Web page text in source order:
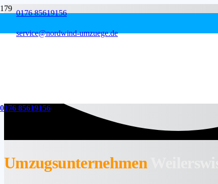
0176 85619156
service@nordwind-umzuege.de
0176 85619156
UmzugsunternehmenWeilerswist